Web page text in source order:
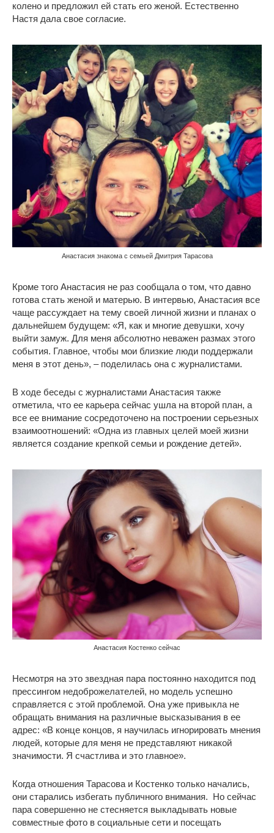
колено и предложил ей стать его женой. Естественно
Настя дала свое согласие.
Анастасия знакома с семьей Дмитрия Тарасова
Кроме того Анастасия не раз сообщала о том, что давно
готова стать женой и матерью. В интервью, Анастасия все
чаще рассуждает на тему своей личной жизни и планах о
дальнейшем будущем: «Я, как и многие девушки, хочу
выйти замуж. Для меня абсолютно неважен размах этого
события. Главное, чтобы мои близкие люди поддержали
меня в этот день», – поделилась она с журналистами.
В ходе беседы с журналистами Анастасия также
отметила, что ее карьера сейчас ушла на второй план, а
все ее внимание сосредоточено на построении серьезных
взаимоотношений: «Одна из главных целей моей жизни
является создание крепкой семьи и рождение детей».
Анастасия Костенко сейчас
Несмотря на это звездная пара постоянно находится под
прессингом недоброжелателей, но модель успешно
справляется с этой проблемой. Она уже привыкла не
обращать внимания на различные высказывания в ее
адрес: «В конце концов, я научилась игнорировать мнения
людей, которые для меня не представляют никакой
значимости. Я счастлива и это главное».
Когда отношения Тарасова и Костенко только начались,
они старались избегать публичного внимания. Но сейчас
пара совершенно не стесняется выкладывать новые
совместные фото в социальные сети и посещать